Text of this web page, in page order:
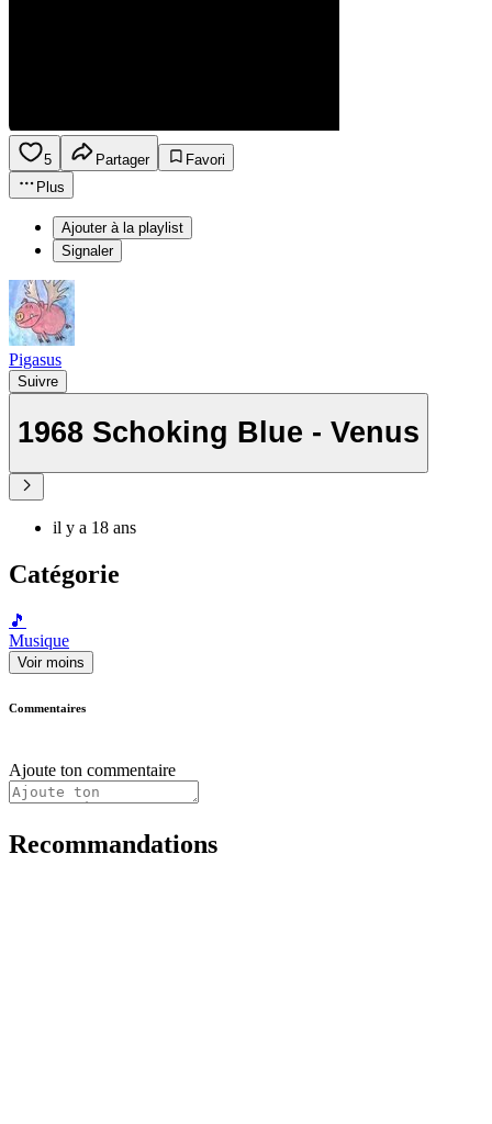
5 Partager
Favori
Plus
Ajouter à la playlist
Signaler
Pigasus
Suivre
1968 Schoking Blue - Venus
il y a 18 ans
Catégorie
🎵
Musique
Voir moins
Commentaires
Ajoute ton commentaire
Recommandations